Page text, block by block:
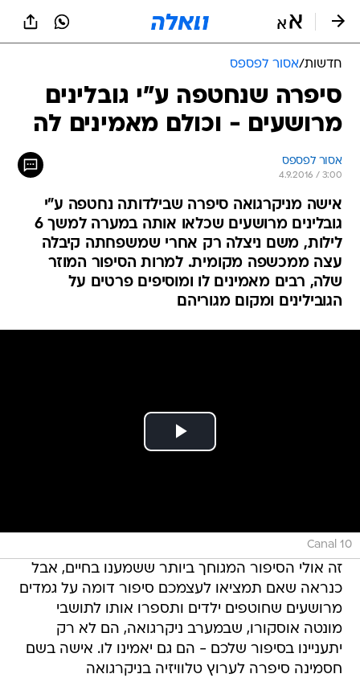
חדשות/אסור לפספס
סיפרה שנחטפה ע"י גובלינים
מרושעים - וכולם מאמינים לה
אסור לפספס
4.9.2016 / 3:00
אישה מניקרגואה סיפרה שבילדותה נחטפה ע"י
גובלינים מרושעים שכלאו אותה במערה למשך 6
לילות, משם ניצלה רק אחרי שמשפחתה קיבלה
עצה ממכשפה מקומית. למרות הסיפור המוזר
שלה, רבים מאמינים לו ומוסיפים פרטים על
הגובילינים ומקום מגוריהם
Canal 10
זה אולי הסיפור המגוחך ביותר ששמענו בחיים, אבל
כנראה שאם תמציאו לעצמכם סיפור דומה על גמדים
מרושעים שחוטפים ילדים ותספרו אותו לתושבי
מונטה אוסקורו, שבמערב ניקרגואה, הם לא רק
יתעניינו בסיפור שלכם - הם גם יאמינו לו. אישה בשם
חסמינה סיפרה לערוץ טלוויזיה בניקרגואה